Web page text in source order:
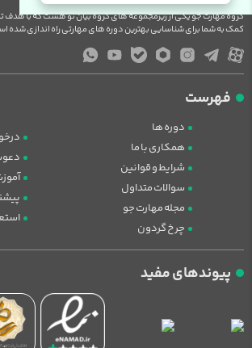
گروه مهارت جو یکی از زیرمجموعه های گروه بیان نو هست که با
کمک به شما برای شناسایی بهترین دوره های مهارتی راه اندازی شده
فهرست
دوره ها
همکاری با ما
شرایط و قوانین
سوالات متداول
مجله مهارت جو
چرخ گردون
پیوندهای مفید